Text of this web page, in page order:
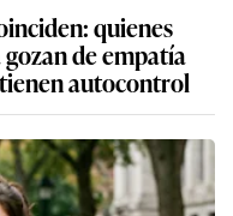
quienes
de empatía
autocontrol